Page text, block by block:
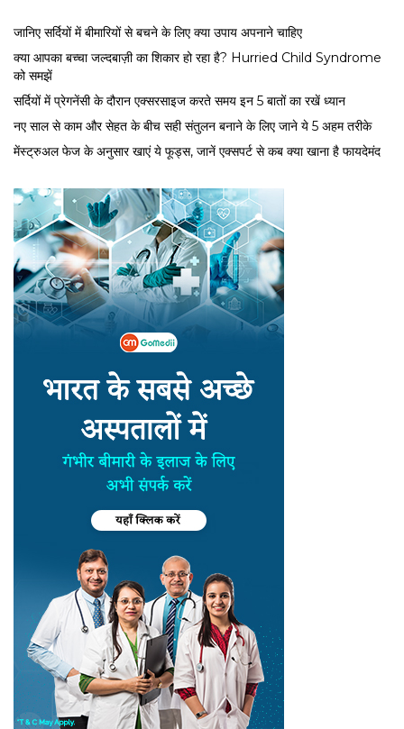
जानिए सर्दियों में बीमारियों से बचने के लिए क्या उपाय अपनाने चाहिए
क्या आपका बच्चा जल्दबाज़ी का शिकार हो रहा है? Hurried Child Syndrome
को समझें
सर्द‍ियों में प्रेगनेंसी के दौरान एक्सरसाइज करते समय इन 5 बातों का रखें ध्यान
नए साल से काम और सेहत के बीच सही संतुलन बनाने के लिए जाने ये 5 अहम तरीके
मेंस्ट्रुअल फेज के अनुसार खाएं ये फूड्स, जानें एक्सपर्ट से कब क्या खाना है फायदेमंद